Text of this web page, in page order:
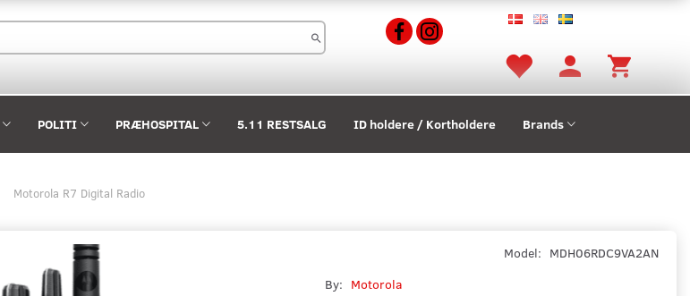
POLITI PRÆHOSPITAL 5.11 RESTSALG ID holdere / Kortholdere Brands
Motorola R7 Digital Radio
Model: MDH06RDC9VA2AN
By: Motorola